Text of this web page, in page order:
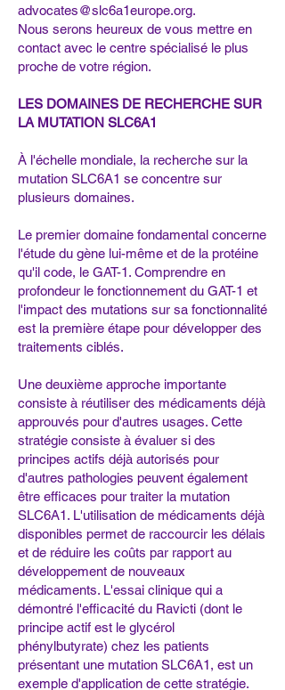
advocates@slc6a1europe.org.
Nous serons heureux de vous mettre en
contact avec le centre spécialisé le plus
proche de votre région.
LES DOMAINES DE RECHERCHE SUR
LA MUTATION SLC6A1
À l'échelle mondiale, la recherche sur la
mutation SLC6A1 se concentre sur
plusieurs domaines.
Le premier domaine fondamental concerne
l'étude du gène lui-même et de la protéine
qu'il code, le GAT-1. Comprendre en
profondeur le fonctionnement du GAT-1 et
l'impact des mutations sur sa fonctionnalité
est la première étape pour développer des
traitements ciblés.
Une deuxième approche importante
consiste à réutiliser des médicaments déjà
approuvés pour d'autres usages. Cette
stratégie consiste à évaluer si des
principes actifs déjà autorisés pour
d'autres pathologies peuvent également
être efficaces pour traiter la mutation
SLC6A1. L'utilisation de médicaments déjà
disponibles permet de raccourcir les délais
et de réduire les coûts par rapport au
développement de nouveaux
médicaments. L'essai clinique qui a
démontré l'efficacité du Ravicti (dont le
principe actif est le glycérol
phénylbutyrate) chez les patients
présentant une mutation SLC6A1, est un
exemple d'application de cette stratégie.